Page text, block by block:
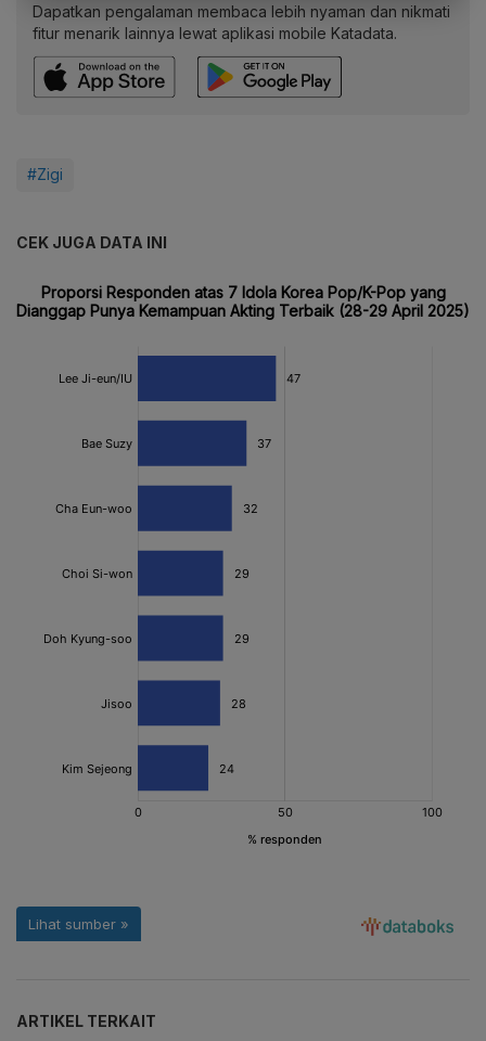
Dapatkan pengalaman membaca lebih nyaman dan nikmati
fitur menarik lainnya lewat aplikasi mobile Katadata.
#Zigi
CEK JUGA DATA INI
ARTIKEL TERKAIT